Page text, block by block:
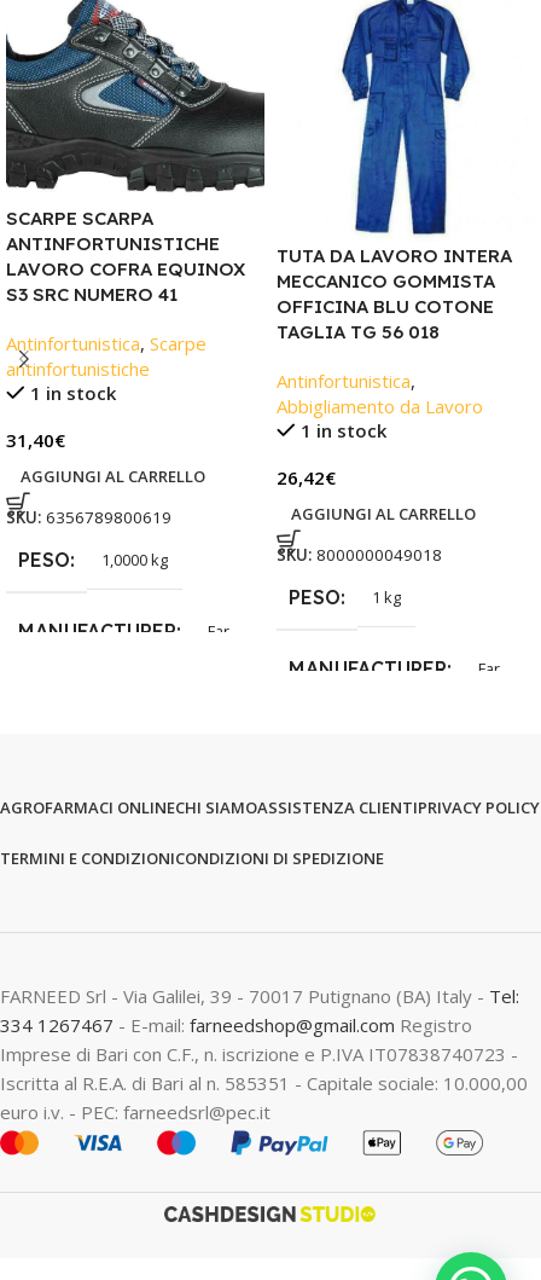
SCARPE SCARPA
ANTINFORTUNISTICHE
LAVORO COFRA EQUINOX
S3 SRC NUMERO 41
Antinfortunistica, Scarpe
antinfortunistiche
1 in stock
31,40€
AGGIUNGI AL CARRELLO
SKU: 6356789800619
PESO 1,0000 kg
MANUFACTURER Far
TUTA DA LAVORO INTERA
MECCANICO GOMMISTA
OFFICINA BLU COTONE
TAGLIA TG 56 018
Antinfortunistica,
Abbigliamento da Lavoro
1 in stock
26,42€
AGGIUNGI AL CARRELLO
SKU: 8000000049018
PESO 1 kg
MANUFACTURER Far
AGROFARMACI ONLINECHI SIAMOASSISTENZA CLIENTIPRIVACY POLICY
TERMINI E CONDIZIONICONDIZIONI DI SPEDIZIONE
FARNEED Srl - Via Galilei, 39 - 70017 Putignano (BA) Italy - Tel:
334 1267467 - E-mail: farneedshop@gmail.com Registro
Imprese di Bari con C.F., n. iscrizione e P.IVA IT07838740723 -
Iscritta al R.E.A. di Bari al n. 585351 - Capitale sociale: 10.000,00
euro i.v. - PEC: farneedsrl@pec.it